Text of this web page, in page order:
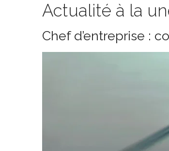
Actualité à la
Chef d’entreprise :